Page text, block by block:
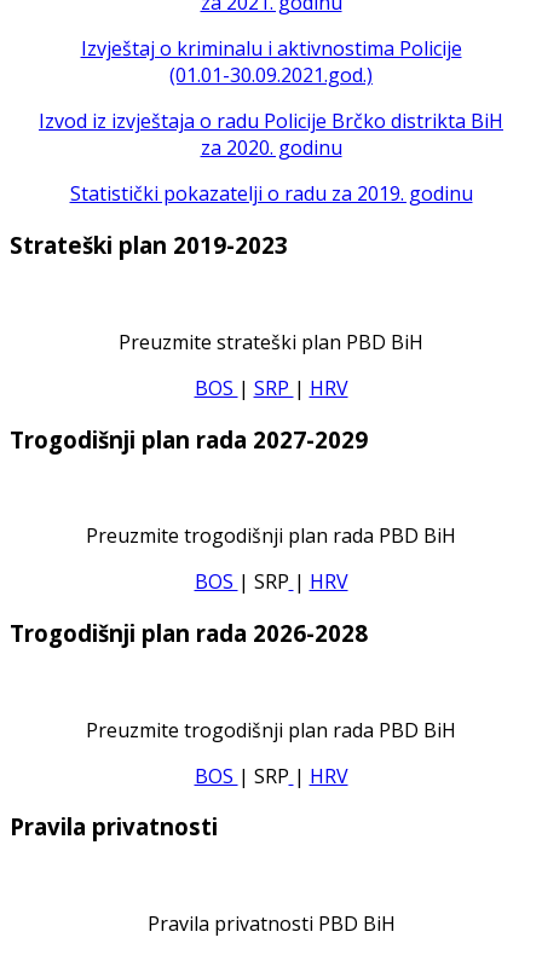
Izvještaj o kriminalu i aktivnostima Policije
(01.01-30.09.2021.god.)
Izvod iz izvještaja o radu Policije Brčko distrikta BiH
za 2020. godinu
Statistički pokazatelji o radu za 2019. godinu
Strateški plan 2019-2023
Preuzmite strateški plan PBD BiH
BOS | SRP | HRV
Trogodišnji plan rada 2027-2029
Preuzmite trogodišnji plan rada PBD BiH
BOS | SRP | HRV
Trogodišnji plan rada 2026-2028
Preuzmite trogodišnji plan rada PBD BiH
BOS | SRP | HRV
Pravila privatnosti
Pravila privatnosti PBD BiH